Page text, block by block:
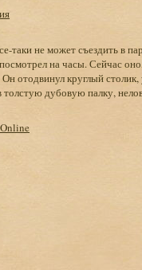
таки не может съездить в
на часы. Сейчас
отодвинул круглый
толстую дубовую палку,